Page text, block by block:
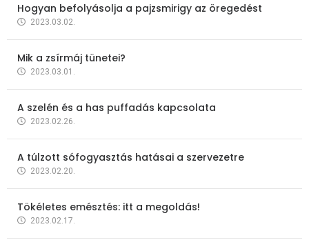
Hogyan befolyásolja a pajzsmirigy az öregedést
2023.03.02.
Mik a zsírmáj tünetei?
2023.03.01.
A szelén és a has puffadás kapcsolata
2023.02.26.
A túlzott sófogyasztás hatásai a szervezetre
2023.02.20.
Tökéletes emésztés: itt a megoldás!
2023.02.17.